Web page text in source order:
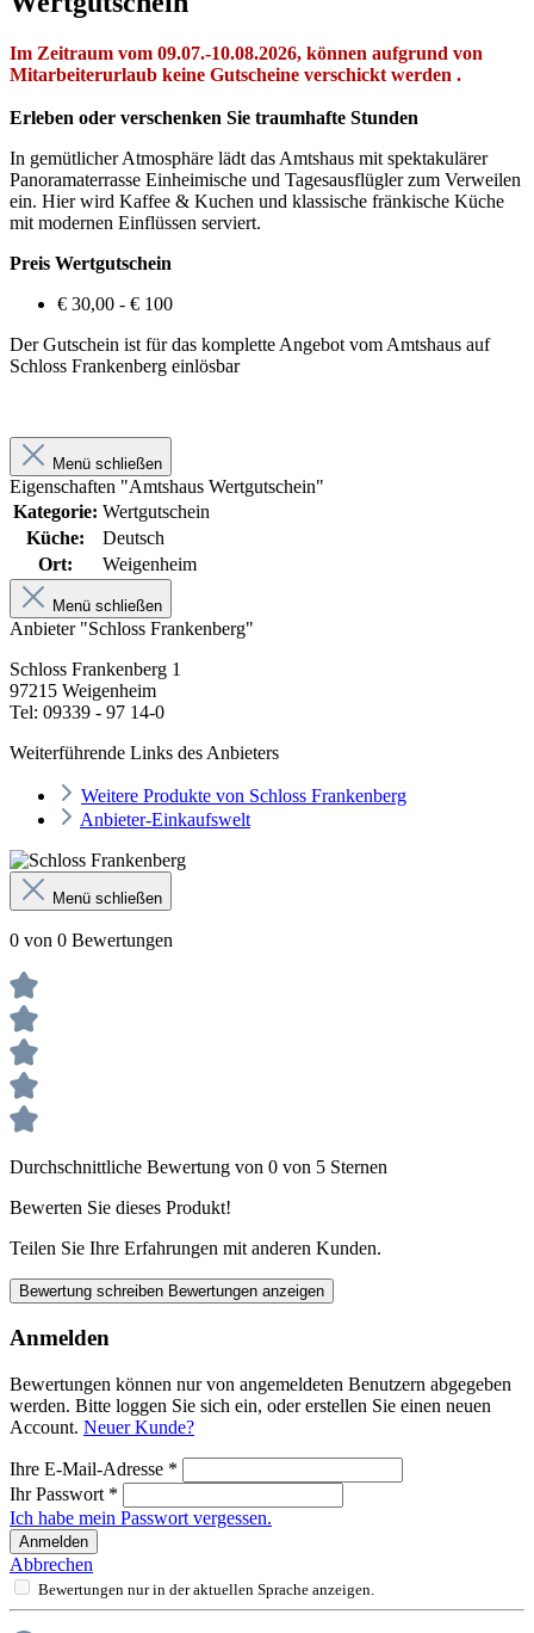
Im Zeitraum vom 09.07.-10.08.2026, können aufgrund von
Mitarbeiterurlaub keine Gutscheine verschickt werden .
Erleben oder verschenken Sie traumhafte Stunden
In gemütlicher Atmosphäre lädt das Amtshaus mit spektakulärer
Panoramaterrasse Einheimische und Tagesausflügler zum Verweilen
ein. Hier wird Kaffee & Kuchen und klassische fränkische Küche
mit modernen Einflüssen serviert.
Preis Wertgutschein
€ 30,00 - € 100
Der Gutschein ist für das komplette Angebot vom Amtshaus auf
Schloss Frankenberg einlösbar
Menü schließen
Eigenschaften "Amtshaus Wertgutschein"
Kategorie: Wertgutschein
Küche:
Deutsch
Ort:
Weigenheim
Menü schließen
Anbieter "Schloss Frankenberg"
Schloss Frankenberg 1
97215 Weigenheim
Tel: 09339 - 97 14-0
Weiterführende Links des Anbieters
Weitere Produkte von Schloss Frankenberg
Anbieter-Einkaufswelt
Menü schließen
0 von 0 Bewertungen
Durchschnittliche Bewertung von 0 von 5 Sternen
Bewerten Sie dieses Produkt!
Teilen Sie Ihre Erfahrungen mit anderen Kunden.
Bewertung schreiben Bewertungen anzeigen
Anmelden
Bewertungen können nur von angemeldeten Benutzern abgegeben
werden. Bitte loggen Sie sich ein, oder erstellen Sie einen neuen
Account. Neuer Kunde?
Ihre E-Mail-Adresse *
Ihr Passwort *
Ich habe mein Passwort vergessen.
Anmelden
Abbrechen
Bewertungen nur in der aktuellen Sprache anzeigen.